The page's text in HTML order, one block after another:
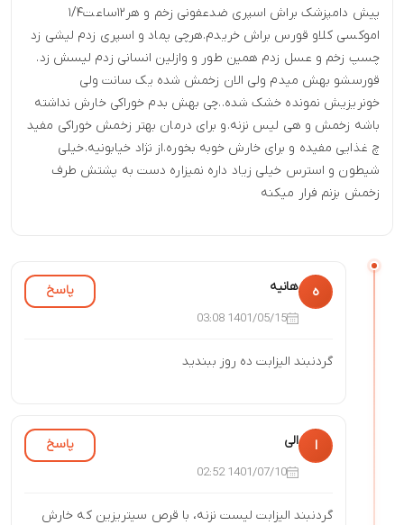
پیش دامپزشک براش اسپری ضدعفونی زخم و هر۱۲ساعت۱/۴
اموکسی کلاو قورس براش خریدم.هرچی پماد و اسپری زدم لیشی زد
چسپ زخم و عسل زدم همین طور و وازلین انسانی زدم لیسش زد.
قورسشو بهش میدم ولی الان زخمش شده یک سانت ولی
خونریزیش نمونده خشک شده..چی بهش بدم خوراکی خارش نداشته
باشه زخمش و هی لیس نزنه.و برای درمان بهتر زخمش خوراکی مفید
چ غذایی مفیده و برای خارش خوبه بخوره.از نژاد خیابونیه.خیلی
شیطون و استرس خیلی زیاد داره نمیزاره دست به پشتش طرف
زخمش بزنم فرار میکنه
ه هانیه پاسخ
1401/05/15 03:08
گردنبند الیزابت ده روز ببندید
ا الی پاسخ
1401/07/10 02:52
گردنبند الیزابت لیست نزنه، با قرص سیتریزین که خارش